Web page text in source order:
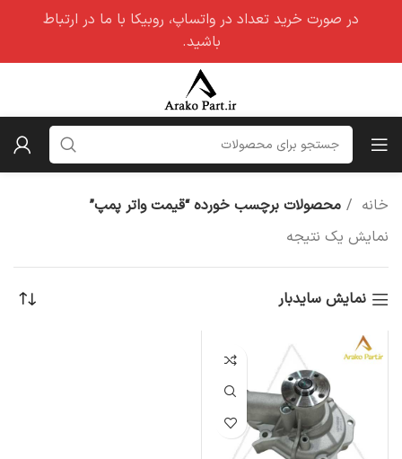
خانه
محصولات برچسب خورده “قیمت واتر پمپ”
نمایش یک نتیجه
نمایش سایدبار
در صورت خرید تعداد در واتساپ، روبیکا با ما در ارتباط
باشید.